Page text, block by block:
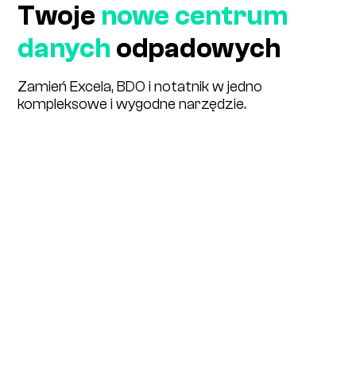
Twoje nowe centrum
danych odpadowych
Zamień Excela, BDO i notatnik w jedno
kompleksowe i wygodne narzędzie.